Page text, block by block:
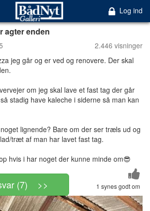
Log ind
agter enden
2.446 visninger
jeg går og er ved og renovere. Der skal
om jeg skal lave et fast tag der går
stadig have kaleche i siderne så man kan
lignende? Bare om der ser træls ud og
træt af man har lavet fast tag.
hvis i har noget der kunne minde om😎
1 synes godt om
(7) >>